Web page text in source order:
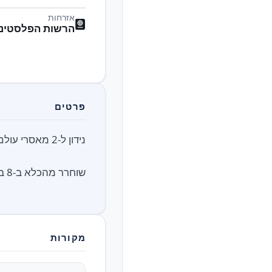
אזרחות
הרשות
פרטים
שוחרר מהכלא ב-8 בפברואר 2025, אחרי 22 שנות מאסר, במסגרת הפעימה החמישית של עסקת החטופים.
מקורות